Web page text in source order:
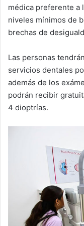
médica preferente a
niveles mínimos de
brechas de
Las personas
servicios dentales
además de los
podrán recibir
4 dioptrías.